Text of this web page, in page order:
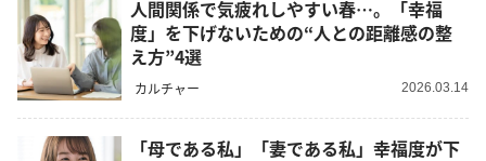
人間関係で気疲れしやすい春…。「幸福
度」を下げないための“人との距離感の整
え方”4選
カルチャー 2026.03.14
「母である私」「妻である私」幸福度が下